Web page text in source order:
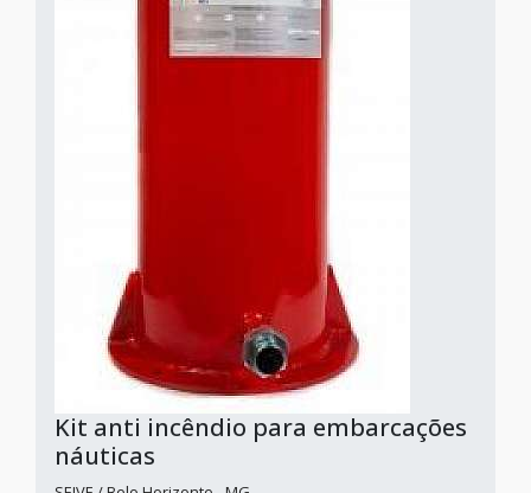
Kit anti incêndio para embarcações
náuticas